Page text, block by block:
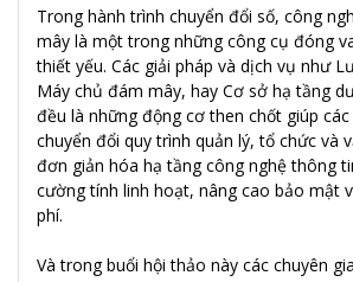
Trong hành trình chuyển đổi số, công
mây là một trong những công cụ đóng
thiết yếu. Các giải pháp và dịch vụ như
Máy chủ đám mây, hay Cơ sở hạ tầng
đều là những động cơ then chốt giúp
chuyển đổi quy trình quản lý, tổ chức và
đơn giản hóa hạ tầng công nghệ thông
cường tính linh hoạt, nâng cao bảo mật
phí.
Và trong buổi hội thảo này các chuyên